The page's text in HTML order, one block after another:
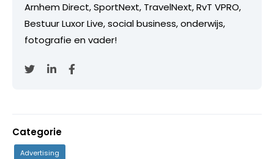
Arnhem Direct, SportNext, TravelNext, RvT VPRO,
Bestuur Luxor Live, social business, onderwijs,
fotografie en vader!
Categorie
Advertising